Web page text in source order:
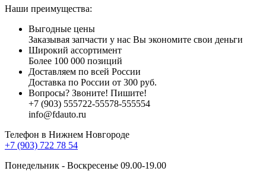
Наши преимущества:
Выгодные цены
Заказывая запчасти у нас Вы экономите свои деньги
Широкий ассортимент
Более 100 000 позиций
Доставляем по всей России
Доставка по России от 300 руб.
Вопросы? Звоните! Пишите!
+7 (903) 555722-55578-555554
info@fdauto.ru
Телефон в Нижнем Новгороде
+7 (903) 722 78 54
Понедельник - Воскресенье 09.00-19.00